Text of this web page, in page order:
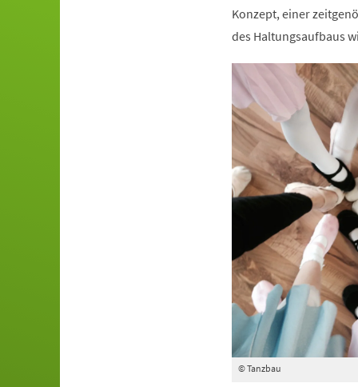
Konzept, einer
des Haltungsaufbaus
© Tanzbau